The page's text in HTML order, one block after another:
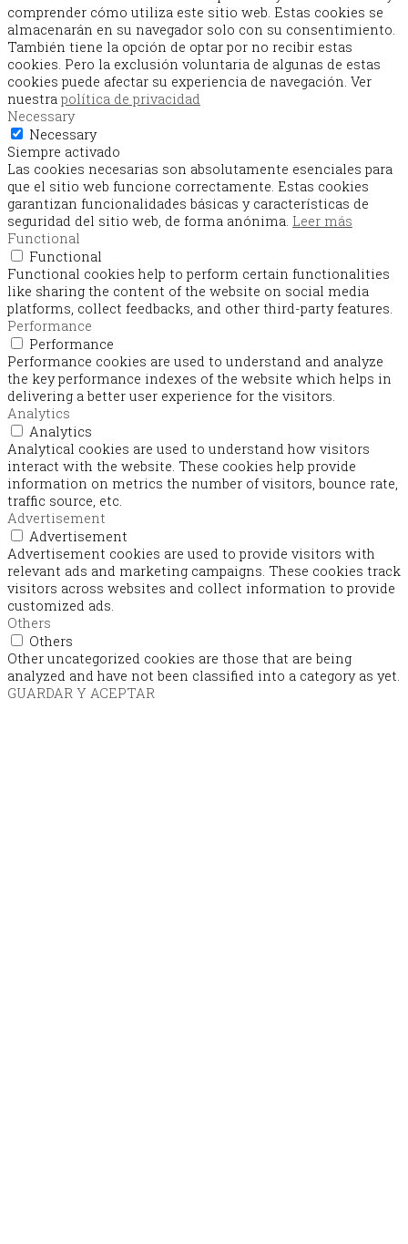
comprender cómo utiliza este sitio web. Estas cookies se
almacenarán en su navegador solo con su consentimiento.
También tiene la opción de optar por no recibir estas
cookies. Pero la exclusión voluntaria de algunas de estas
cookies puede afectar su experiencia de navegación. Ver
nuestra política de privacidad
Necessary
Necessary
Siempre activado
Las cookies necesarias son absolutamente esenciales para
que el sitio web funcione correctamente. Estas cookies
garantizan funcionalidades básicas y características de
seguridad del sitio web, de forma anónima. Leer más
Functional
Functional
Functional cookies help to perform certain functionalities
like sharing the content of the website on social media
platforms, collect feedbacks, and other third-party features.
Performance
Performance
Performance cookies are used to understand and analyze
the key performance indexes of the website which helps in
delivering a better user experience for the visitors.
Analytics
Analytics
Analytical cookies are used to understand how visitors
interact with the website. These cookies help provide
information on metrics the number of visitors, bounce rate,
traffic source, etc.
Advertisement
Advertisement
Advertisement cookies are used to provide visitors with
relevant ads and marketing campaigns. These cookies track
visitors across websites and collect information to provide
customized ads.
Others
Others
Other uncategorized cookies are those that are being
analyzed and have not been classified into a category as yet.
GUARDAR Y ACEPTAR